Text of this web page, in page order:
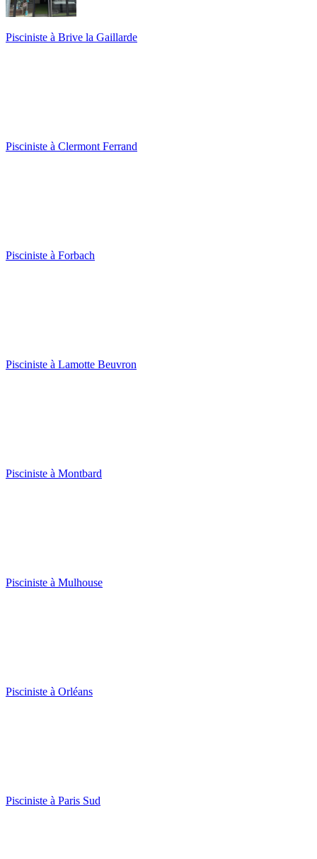
Pisciniste à Brive la Gaillarde
Pisciniste à Clermont Ferrand
Pisciniste à Forbach
Pisciniste à Lamotte Beuvron
Pisciniste à Montbard
Pisciniste à Mulhouse
Pisciniste à Orléans
Pisciniste à Paris Sud